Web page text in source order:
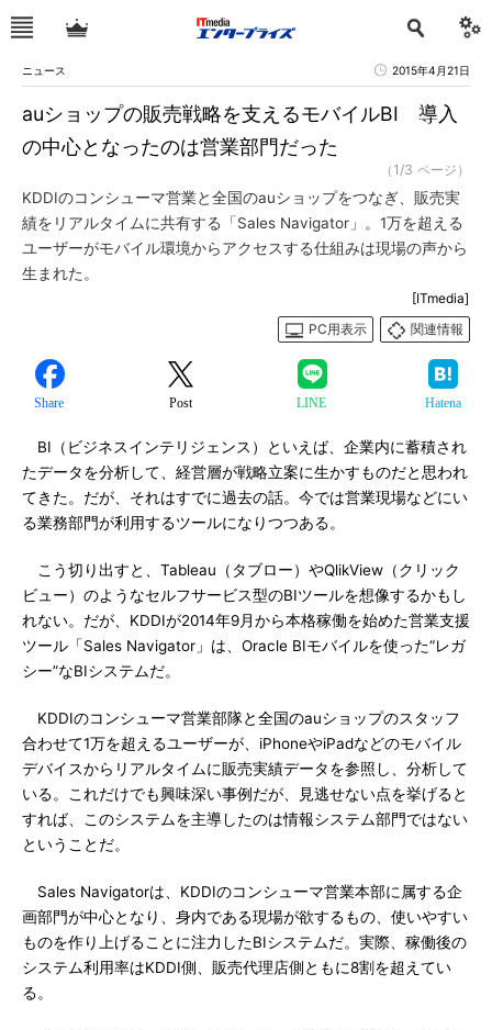
ニュース 2015年4月21日
auショップの販売戦略を支えるモバイルBI 導入
の中心となったのは営業部門だった
（1/3 ページ）
KDDIのコンシューマ営業と全国のauショップをつなぎ、販売実
績をリアルタイムに共有する「Sales Navigator」。1万を超える
ユーザーがモバイル環境からアクセスする仕組みは現場の声から
生まれた。
[ITmedia]
PC用表示
関連情報
Share Post LINE Hatena
BI（ビジネスインテリジェンス）といえば、企業内に蓄積され
たデータを分析して、経営層が戦略立案に生かすものだと思われ
てきた。だが、それはすでに過去の話。今では営業現場などにい
る業務部門が利用するツールになりつつある。
こう切り出すと、Tableau（タブロー）やQlikView（クリック
ビュー）のようなセルフサービス型のBIツールを想像するかもし
れない。だが、KDDIが2014年9月から本格稼働を始めた営業支援
ツール「Sales Navigator」は、Oracle BIモバイルを使った“レガ
シー”なBIシステムだ。
KDDIのコンシューマ営業部隊と全国のauショップのスタッフ
合わせて1万を超えるユーザーが、iPhoneやiPadなどのモバイル
デバイスからリアルタイムに販売実績データを参照し、分析して
いる。これだけでも興味深い事例だが、見逃せない点を挙げると
すれば、このシステムを主導したのは情報システム部門ではない
ということだ。
Sales Navigatorは、KDDIのコンシューマ営業本部に属する企
画部門が中心となり、身内である現場が欲するもの、使いやすい
ものを作り上げることに注力したBIシステムだ。実際、稼働後の
システム利用率はKDDI側、販売代理店側ともに8割を超えてい
る。